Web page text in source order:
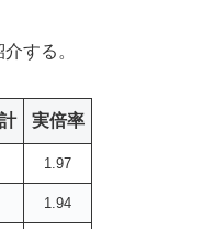
する。
実倍率
1.97
1.94